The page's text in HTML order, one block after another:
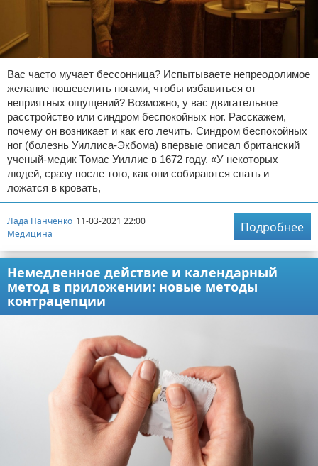
Вас часто мучает бессонница? Испытываете непреодолимое
желание пошевелить ногами, чтобы избавиться от
неприятных ощущений? Возможно, у вас двигательное
расстройство или синдром беспокойных ног. Расскажем,
почему он возникает и как его лечить. Синдром беспокойных
ног (болезнь Уиллиса-Экбома) впервые описал британский
ученый-медик Томас Уиллис в 1672 году. «У некоторых
людей, сразу после того, как они собираются спать и
ложатся в кровать,
Лада Панченко 11-03-2021 22:00
Медицина
Подробнее
Немедленное действие и календарный
метод в приложении: новые методы
контрацепции